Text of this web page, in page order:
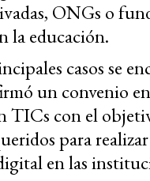
ONGs o
la educación.
casos se
un convenio
TICs con el
para
en las